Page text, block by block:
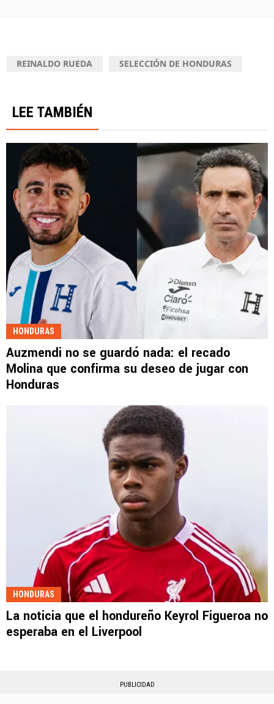
REINALDO RUEDA SELECCIÓN DE HONDURAS
LEE TAMBIÉN
HONDURAS
Auzmendi no se guardó nada: el recado
Molina que confirma su deseo de jugar con
Honduras
HONDURAS
La noticia que el hondureño Keyrol Figueroa no
esperaba en el Liverpool
PUBLICIDAD